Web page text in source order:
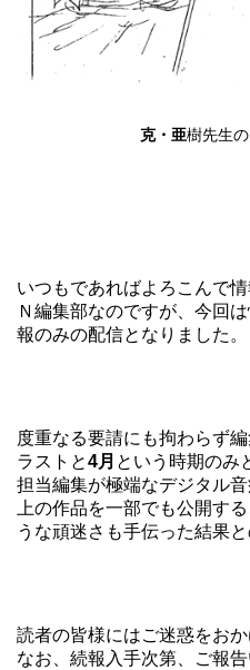
克・亜樹先生の
いつもであればよろこんで
Ｎ 編集部なのですが、今回
報のみの配信となりました。
度重なる要請にも拘わらず
ラストと4月 という時期のみ
担当編集が極端なデジタル
上の作品を一部でも公開す
うな頑迷さも手伝った結果と
読者の皆様にはご迷惑をおか
なお、続報入手次第、ご報告